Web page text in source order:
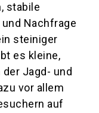
stabile
Nachfrage
steiniger
es kleine,
Jagd- und
vor allem
auf